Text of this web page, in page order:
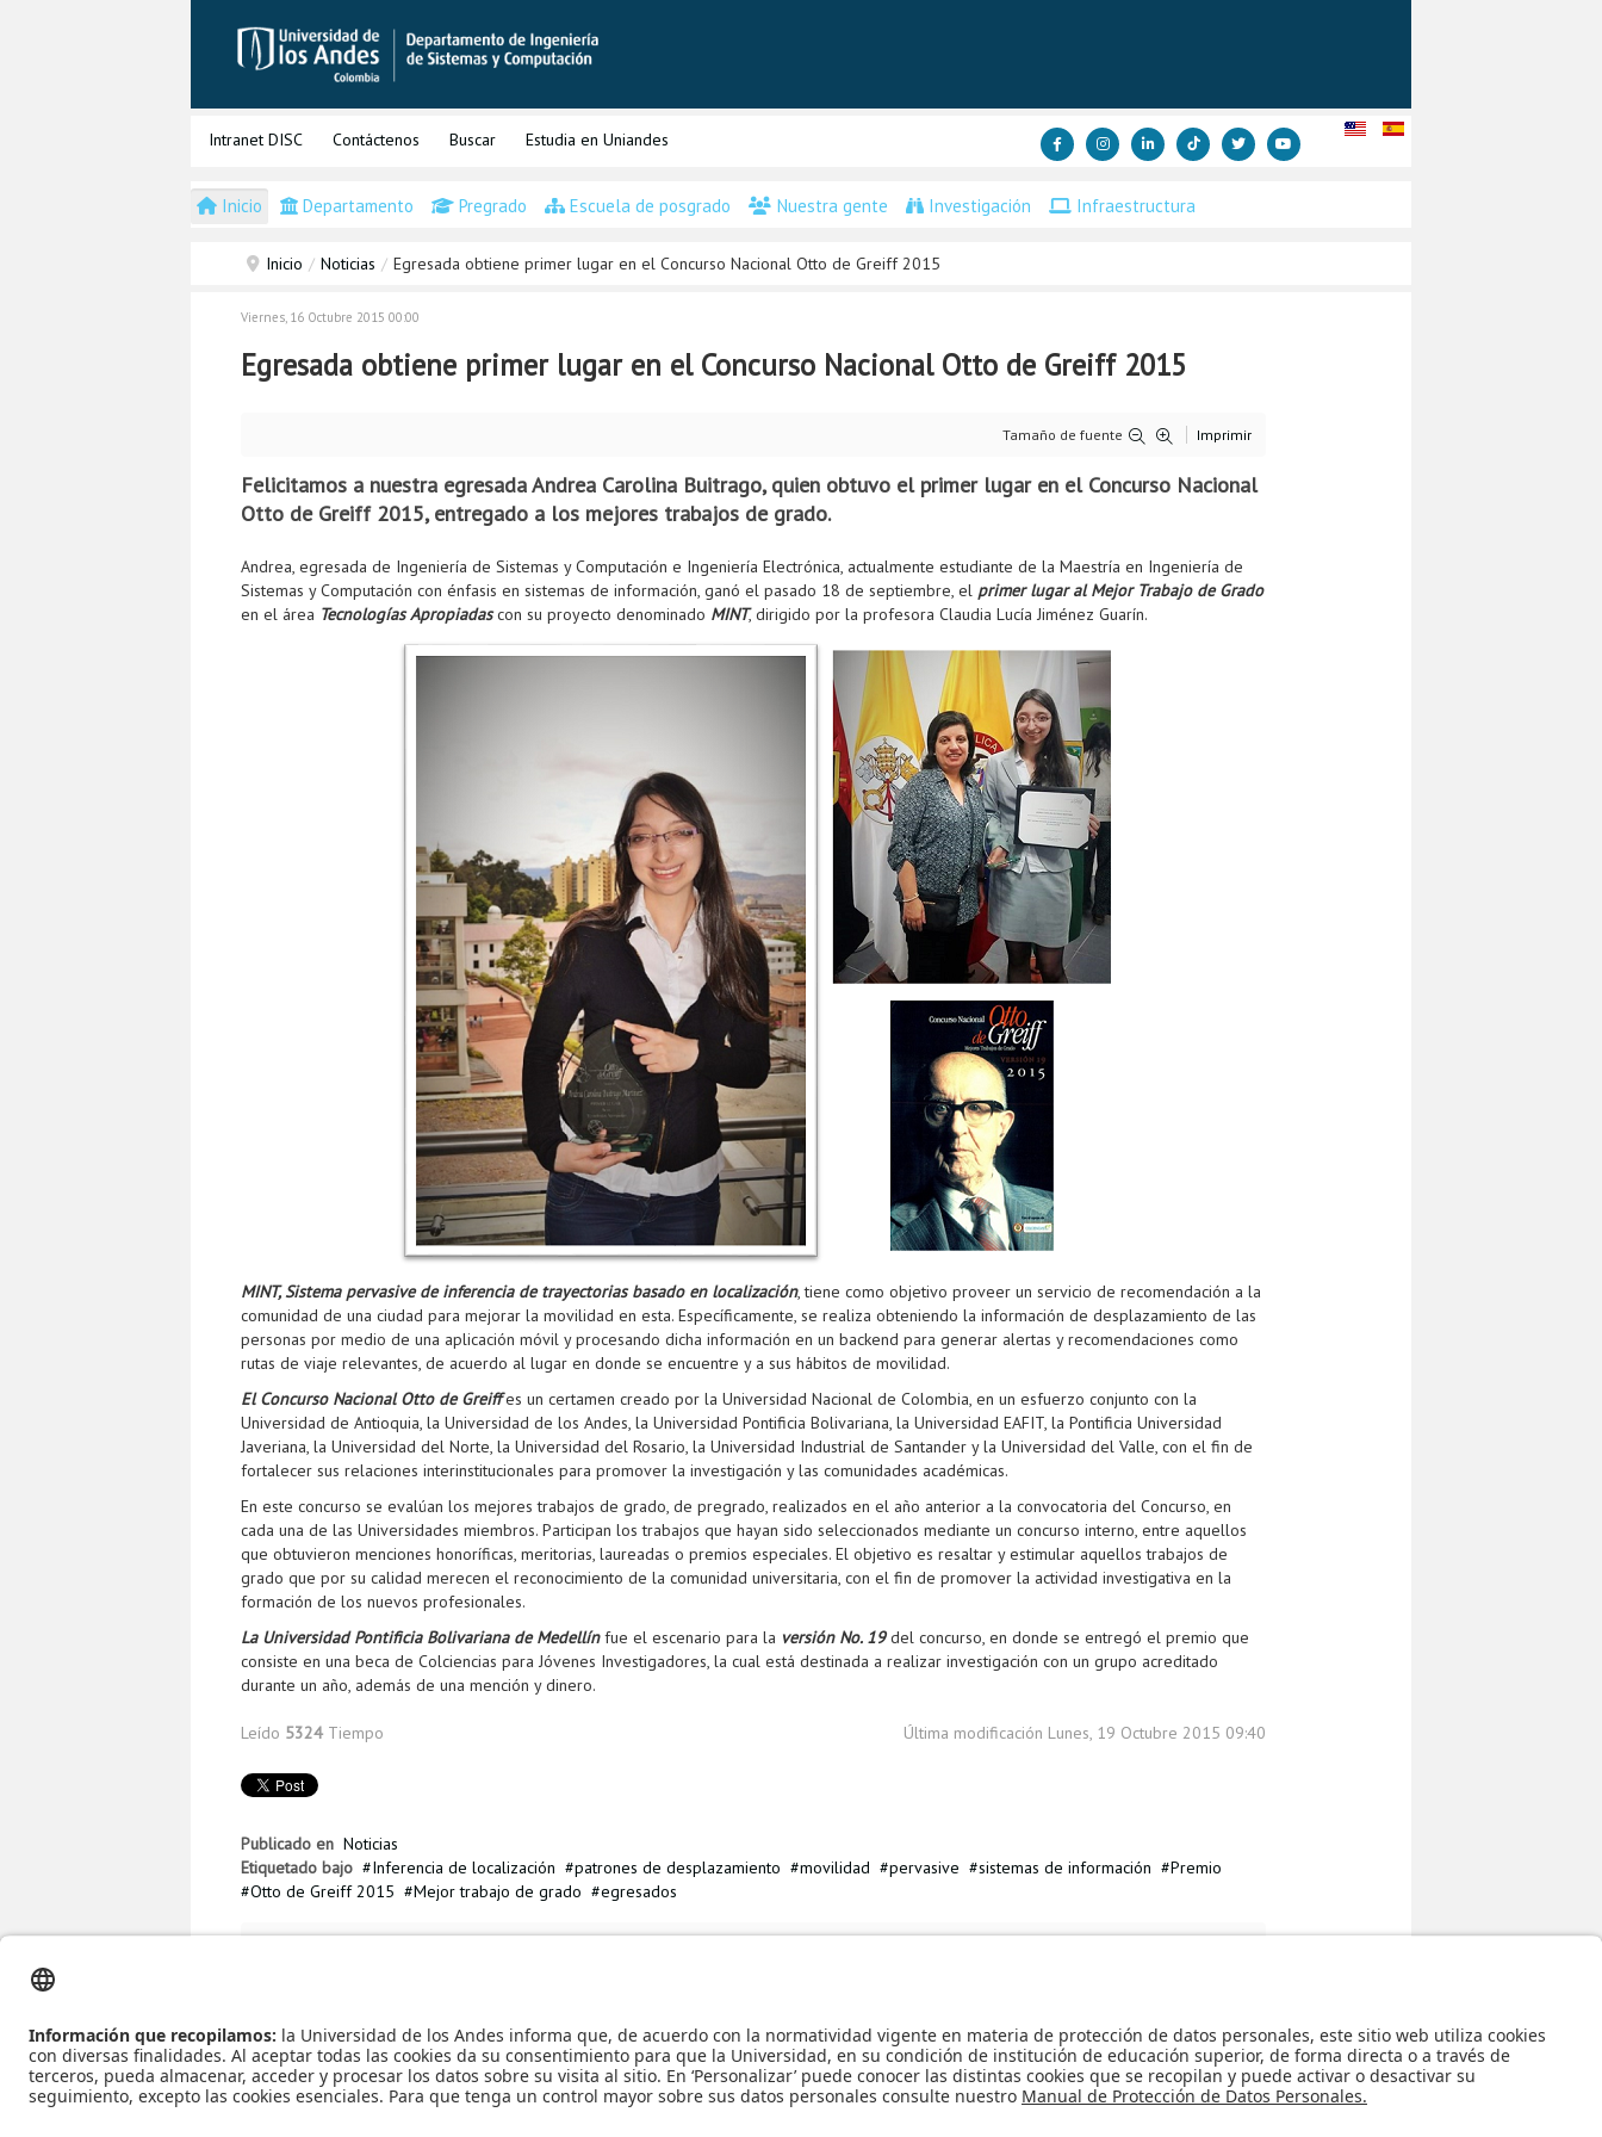
Intranet DISC Contáctenos Buscar Estudia en Uniandes
Inicio Departamento Pregrado Escuela de posgrado Nuestra gente Investigación Infraestructura
Inicio / Noticias / Egresada obtiene primer lugar en el Concurso Nacional Otto de Greiff 2015
Viernes, 16 Octubre 2015 00:00
Egresada obtiene primer lugar en el Concurso Nacional Otto de Greiff 2015
Tamaño de fuente Imprimir
Felicitamos a nuestra egresada Andrea Carolina Buitrago, quien obtuvo el primer lugar en el Concurso Nacional
Otto de Greiff 2015, entregado a los mejores trabajos de grado.
Andrea, egresada de Ingeniería de Sistemas y Computación e Ingeniería Electrónica, actualmente estudiante de la Maestría en Ingeniería de
Sistemas y Computación con énfasis en sistemas de información, ganó el pasado 18 de septiembre, el primer lugar al Mejor Trabajo de Grado
en el área Tecnologías Apropiadas con su proyecto denominado MINT, dirigido por la profesora Claudia Lucía Jiménez Guarín.
MINT, Sistema pervasive de inferencia de trayectorias basado en localización, tiene como objetivo proveer un servicio de recomendación a la
comunidad de una ciudad para mejorar la movilidad en esta. Específicamente, se realiza obteniendo la información de desplazamiento de las
personas por medio de una aplicación móvil y procesando dicha información en un backend para generar alertas y recomendaciones como
rutas de viaje relevantes, de acuerdo al lugar en donde se encuentre y a sus hábitos de movilidad.
El Concurso Nacional Otto de Greiffes un certamen creado por la Universidad Nacional de Colombia, en un esfuerzo conjunto con la
Universidad de Antioquia, la Universidad de los Andes, la Universidad Pontificia Bolivariana, la Universidad EAFIT, la Pontificia Universidad
Javeriana, la Universidad del Norte, la Universidad del Rosario, la Universidad Industrial de Santander y la Universidad del Valle, con el fin de
fortalecer sus relaciones interinstitucionales para promover la investigación y las comunidades académicas.
En este concurso se evalúan los mejores trabajos de grado, de pregrado, realizados en el año anterior a la convocatoria del Concurso, en
cada una de las Universidades miembros. Participan los trabajos que hayan sido seleccionados mediante un concurso interno, entre aquellos
que obtuvieron menciones honoríficas, meritorias, laureadas o premios especiales. El objetivo es resaltar y estimular aquellos trabajos de
grado que por su calidad merecen el reconocimiento de la comunidad universitaria, con el fin de promover la actividad investigativa en la
formación de los nuevos profesionales.
La Universidad Pontificia Bolivariana de Medellínfue el escenario para la versión No. 19del concurso, en donde se entregó el premio que
consiste en una beca de Colciencias para Jóvenes Investigadores, la cual está destinada a realizar investigación con un grupo acreditado
durante un año, además de una mención y dinero.
Leído 5324 Tiempo Última modificación Lunes, 19 Octubre 2015 09:40
Publicado en Noticias
Etiquetado bajo
Inferencia de localización patrones de desplazamiento movilidad pervasive sistemas de información
Premio
Otto de Greiff 2015
Mejor trabajo de grado egresados
Regreso al inicio